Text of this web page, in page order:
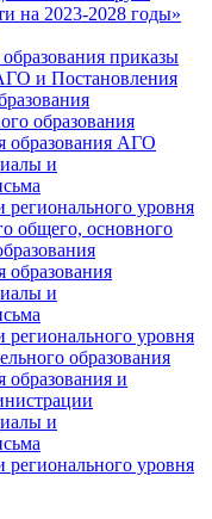
на 2023-2028 годы»
приказы
и Постановления
образования
образования АГО
и
уровня
общего, основного
и
уровня
образования
и
и
уровня